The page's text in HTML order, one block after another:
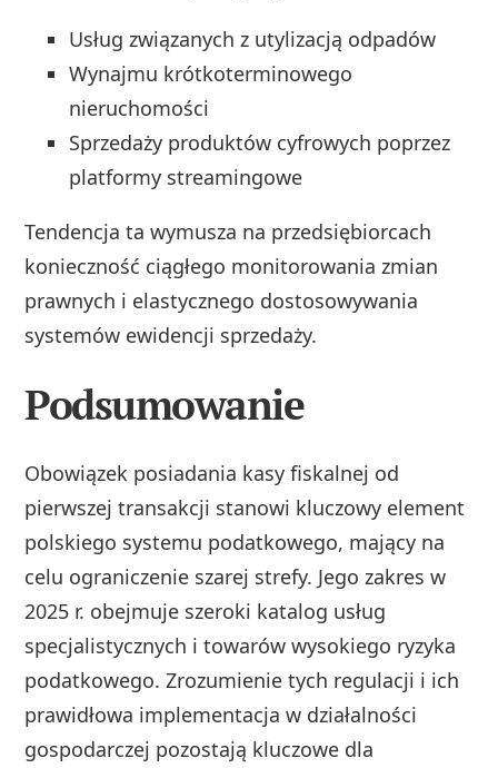
Usług związanych z utylizacją odpadów
Wynajmu krótkoterminowego
nieruchomości
Sprzedaży produktów cyfrowych poprzez
platformy streamingowe
Tendencja ta wymusza na przedsiębiorcach
konieczność ciągłego monitorowania zmian
prawnych i elastycznego dostosowywania
systemów ewidencji sprzedaży.
Podsumowanie
Obowiązek posiadania kasy fiskalnej od
pierwszej transakcji stanowi kluczowy element
polskiego systemu podatkowego, mający na
celu ograniczenie szarej strefy. Jego zakres w
2025 r. obejmuje szeroki katalog usług
specjalistycznych i towarów wysokiego ryzyka
podatkowego. Zrozumienie tych regulacji i ich
prawidłowa implementacja w działalności
gospodarczej pozostają kluczowe dla